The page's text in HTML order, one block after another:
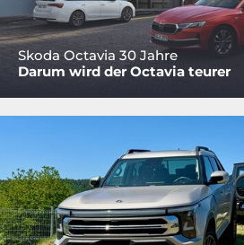
Skoda Octavia 30 Jahre
Darum wird der Octavia teurer